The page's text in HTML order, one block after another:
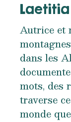
Autrice et
dans les
mots, des
traverse
monde